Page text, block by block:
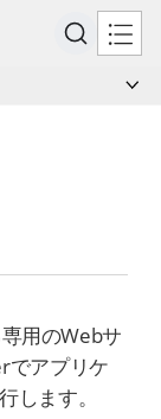
用のWebサ
でアプリケ
します。